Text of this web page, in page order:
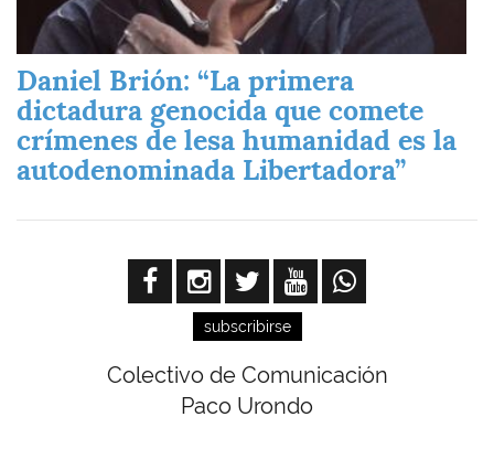
Daniel Brión: “La primera
dictadura genocida que comete
crímenes de lesa humanidad es la
autodenominada Libertadora”
subscribirse
Colectivo de Comunicación
Paco Urondo